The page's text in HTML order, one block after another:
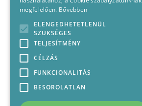
KORÁBBI
megfelelően. Bővebben
ELENGEDHETETLENÜL
SZÜKSÉGES
TELJESÍTMÉNY
CÉLZÁS
FUNKCIONALITÁS
BESOROLATLAN